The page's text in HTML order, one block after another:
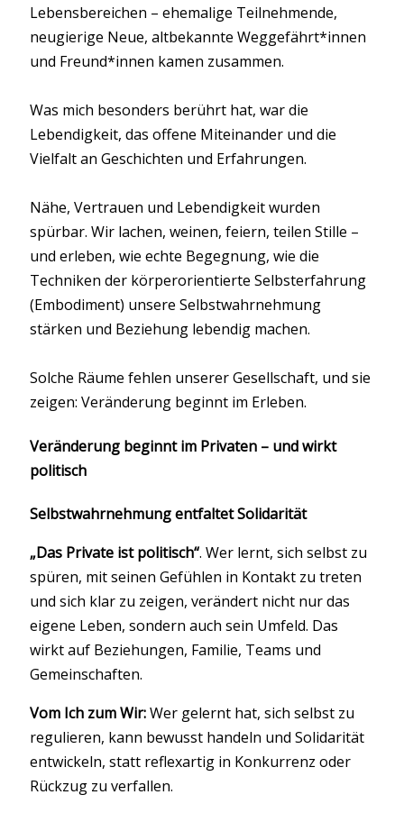
Lebensbereichen – ehemalige Teilnehmende,
neugierige Neue, altbekannte Weggefährt*innen
und Freund*innen kamen zusammen.
Was mich besonders berührt hat, war die
Lebendigkeit, das offene Miteinander und die
Vielfalt an Geschichten und Erfahrungen.
Nähe, Vertrauen und Lebendigkeit wurden
spürbar. Wir lachen, weinen, feiern, teilen Stille –
und erleben, wie echte Begegnung, wie die
Techniken der körperorientierte Selbsterfahrung
(Embodiment) unsere Selbstwahrnehmung
stärken und Beziehung lebendig machen.
Solche Räume fehlen unserer Gesellschaft, und sie
zeigen: Veränderung beginnt im Erleben.
Veränderung beginnt im Privaten – und wirkt
politisch
Selbstwahrnehmung entfaltet Solidarität
„Das Private ist politisch“. Wer lernt, sich selbst zu
spüren, mit seinen Gefühlen in Kontakt zu treten
und sich klar zu zeigen, verändert nicht nur das
eigene Leben, sondern auch sein Umfeld. Das
wirkt auf Beziehungen, Familie, Teams und
Gemeinschaften.
Vom Ich zum Wir:Wer gelernt hat, sich selbst zu
regulieren, kann bewusst handeln und Solidarität
entwickeln, statt reflexartig in Konkurrenz oder
Rückzug zu verfallen.